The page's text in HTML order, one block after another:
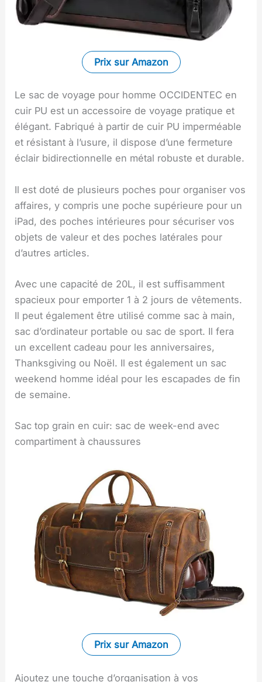
Prix sur Amazon
Le sac de voyage pour homme OCCIDENTEC en
cuir PU est un accessoire de voyage pratique et
élégant. Fabriqué à partir de cuir PU imperméable
et résistant à l’usure, il dispose d’une fermeture
éclair bidirectionnelle en métal robuste et durable.
Il est doté de plusieurs poches pour organiser vos
affaires, y compris une poche supérieure pour un
iPad, des poches intérieures pour sécuriser vos
objets de valeur et des poches latérales pour
d’autres articles.
Avec une capacité de 20L, il est suffisamment
spacieux pour emporter 1 à 2 jours de vêtements.
Il peut également être utilisé comme sac à main,
sac d’ordinateur portable ou sac de sport. Il fera
un excellent cadeau pour les anniversaires,
Thanksgiving ou Noël. Il est également un sac
weekend homme idéal pour les escapades de fin
de semaine.
Sac top grain en cuir: sac de week-end avec
compartiment à chaussures
Prix sur Amazon
Ajoutez une touche d’organisation à vos